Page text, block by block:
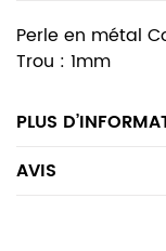
Perle en métal
Trou : 1mm
PLUS
AVIS